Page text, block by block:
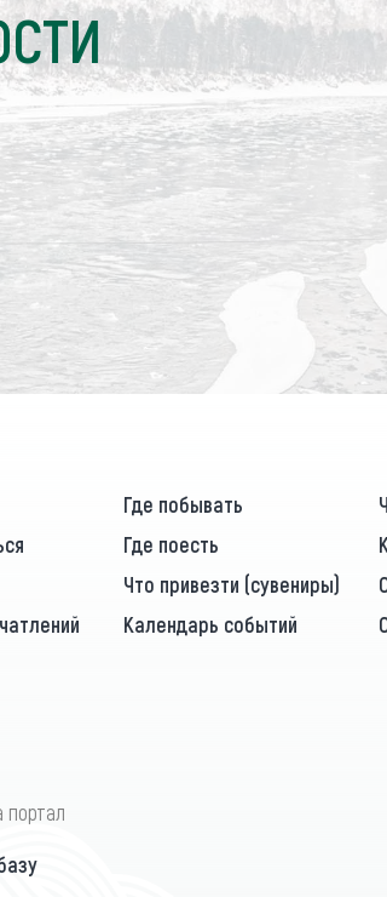
Где побывать
Где поесть
Что привезти (сувениры)
Календарь событий
портал